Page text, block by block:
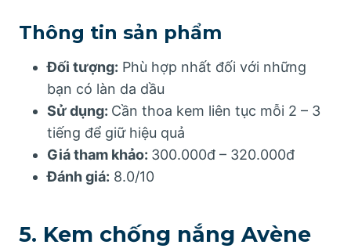
Thông tin sản phẩm
Đối tượng: Phù hợp nhất đối với những
bạn có làn da dầu
Sử dụng: Cần thoa kem liên tục mỗi 2 – 3
tiếng để giữ hiệu quả
Giá tham khảo: 300.000đ – 320.000đ
Đánh giá: 8.0/10
5. Kem chống nắng Avène